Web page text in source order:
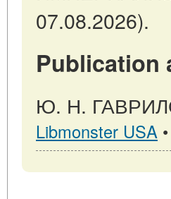
07.08.2026).
Ю. Н.
Libmonster USA •